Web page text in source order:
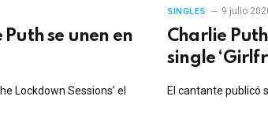
Puth se unen en
Lockdown Sessions’ el
SINGLES 9 julio
Charlie
single
El cantante publicó